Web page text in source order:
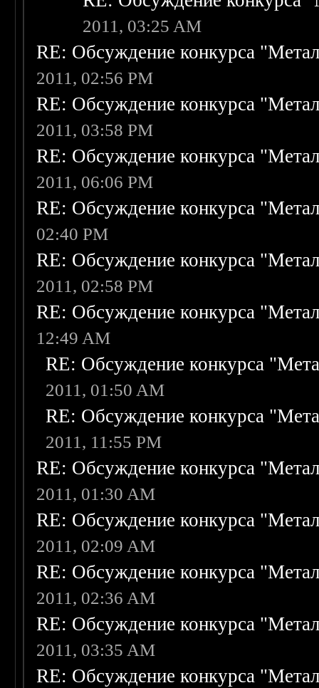
2011, 03:25 AM
RE: Обсуждение конкурса
2011, 02:56 PM
RE: Обсуждение конкурса
2011, 03:58 PM
RE: Обсуждение конкурса
2011, 06:06 PM
RE: Обсуждение конкурса
02:40 PM
RE: Обсуждение конкурса
2011, 02:58 PM
RE: Обсуждение конкурса
12:49 AM
RE: Обсуждение конкурса
2011, 01:50 AM
RE: Обсуждение конкурса
2011, 11:55 PM
RE: Обсуждение конкурса
2011, 01:30 AM
RE: Обсуждение конкурса
2011, 02:09 AM
RE: Обсуждение конкурса
2011, 02:36 AM
RE: Обсуждение конкурса
2011, 03:35 AM
RE: Обсуждение конкурса